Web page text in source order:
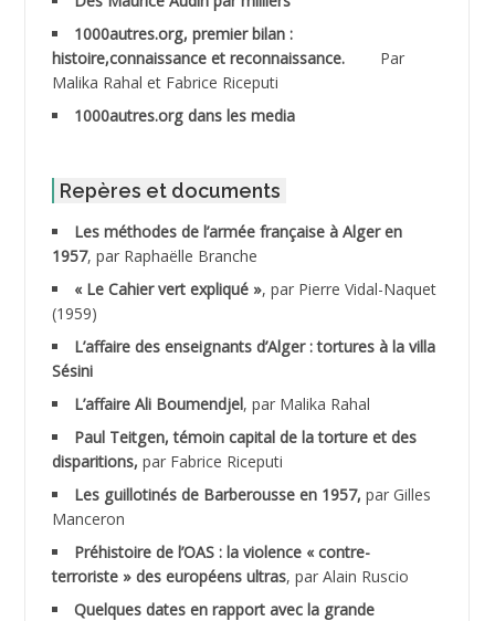
ABDESSLEM Ahmed dit le Coiffeur
ABDOUDOU
ABID Mohamed
ABNOUN Salah
ACHACHE M.*
ACHLAF Ali
ADALMI
ADANE Ramdane *
ADDAD
1000autres.org, premier bilan :
histoire,connaissance et reconnaissance.
Par
Malika Rahal et Fabrice Riceputi
1000autres.org dans les media
Repères et documents
Les méthodes de l’armée française à Alger en
1957, par Raphaëlle Branche
« Le Cahier vert expliqué », par Pierre Vidal-Naquet
(1959)
L’affaire des enseignants d’Alger : tortures à la villa
Sésini
L’affaire Ali Boumendjel, par Malika Rahal
Paul Teitgen, témoin capital de la torture et des
disparitions, par Fabrice Riceputi
Les guillotinés de Barberousse en 1957, par Gilles
Manceron
Préhistoire de l’OAS : la violence « contre-
terroriste » des européens ultras, par Alain Ruscio
Quelques dates en rapport avec la grande